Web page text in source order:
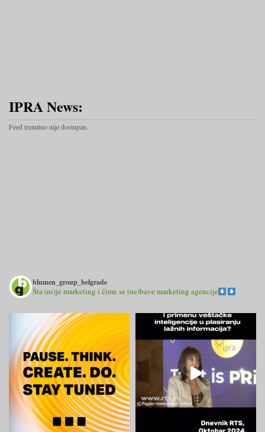
IPRA News:
Feed trenutno nije dostupan.
blumen_group_belgrade
Šta (ni)je marketing i čime se (ne)bave marketing agencije